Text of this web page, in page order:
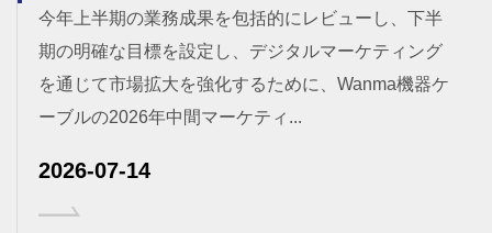
今年上半期の業務成果を包括的にレビューし、下半
期の明確な目標を設定し、デジタルマーケティング
を通じて市場拡大を強化するために、Wanma機器ケ
ーブルの2026年中間マーケティ...
2026-07-14